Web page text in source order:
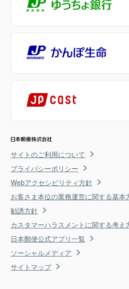
サイトのご利用について
プライバシーポリシー
Webアクセシビリティ方針
お客さま本位の業務運営に関する基本
勧誘方針
カスタマーハラスメントに関する考え
日本郵便公式アプリ一覧
ソーシャルメディア
サイトマップ